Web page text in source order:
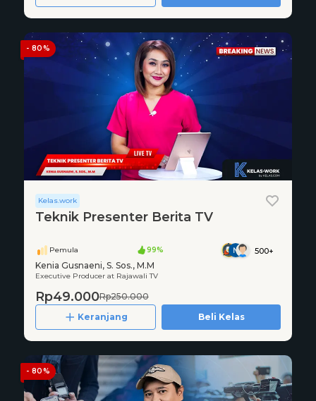
- 80%
Kelas.work
Teknik Presenter Berita TV
Pemula 99% 500+
Kenia Gusnaeni, S. Sos., M.M
Executive Producer at Rajawali TV
Rp49.000Rp250.000
Keranjang
Beli Kelas
- 80%